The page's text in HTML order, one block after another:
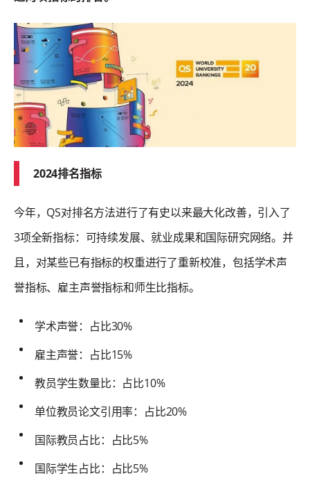
2024排名指标
今年，QS对排名方法进行了有史以来最大化改善，引入了
3项全新指标：可持续发展、就业成果和国际研究网络。并
且，对某些已有指标的权重进行了重新校准，包括学术声
誉指标、雇主声誉指标和师生比指标。
学术声誉：占比30%
雇主声誉：占比15%
教员学生数量比：占比10%
单位教员论文引用率：占比20%
国际教员占比：占比5%
国际学生占比：占比5%